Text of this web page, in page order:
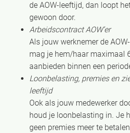
de AOW-leeftijd, dan loopt
gewoon door.
Arbeidscontract AOW’er
Als jouw werknemer de
mag je hem/haar maximaal
aanbieden binnen een
Loonbelasting, premies en
leeftijd
Ook als jouw medewerker
houd je loonbelasting in. Je
geen premies meer te